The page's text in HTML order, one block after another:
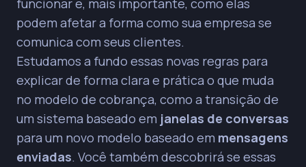
Conversas iniciadas por pontos de entrada
gratuitos (anúncios, botões de site) continuarão
a abrir janelas de atendimento gratuitas (72h),
permitindo respostas sem custo.
A transição para o novo modelo de precificação
ocorrerá em duas fases, com um grupo de
empresas sendo migrado em abril de 2025 e o
restante em julho de 2025.
A gestão proativa do volume e tipo de
mensagens é crucial para otimizar custos sob o
novo modelo de precificação por mensagem.
funcionar e, mais importante, como elas
podem afetar a forma como sua empresa se
comunica com seus clientes.
Estudamos a fundo essas novas regras para
explicar de forma clara e prática o que muda
no modelo de cobrança, como a transição de
um sistema baseado em janelas de conversas
para um novo modelo baseado em mensagens
enviadas. Você também descobrirá se essas